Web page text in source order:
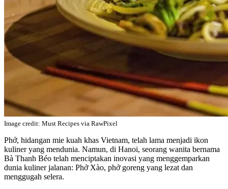
Image credit: Must Recipes via RawPixel
Phở, hidangan mie kuah khas Vietnam, telah lama menjadi ikon
kuliner yang mendunia. Namun, di Hanoi, seorang wanita bernama
Bà Thanh Béo telah menciptakan inovasi yang menggemparkan
dunia kuliner jalanan: Phở Xào, phở goreng yang lezat dan
menggugah selera.